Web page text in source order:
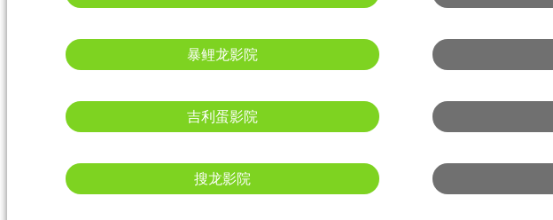
暴鲤龙影院
吉利蛋影院
搜龙影院